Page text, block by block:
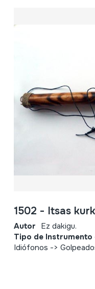
1502 - Itsas
Autor Ez dakigu.
Tipo de Instrumento
Idiófonos ->